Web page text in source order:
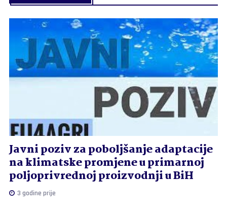
Javni poziv za poboljšanje adaptacije
na klimatske promjene u primarnoj
poljoprivrednoj proizvodnji u BiH
3 godine prije